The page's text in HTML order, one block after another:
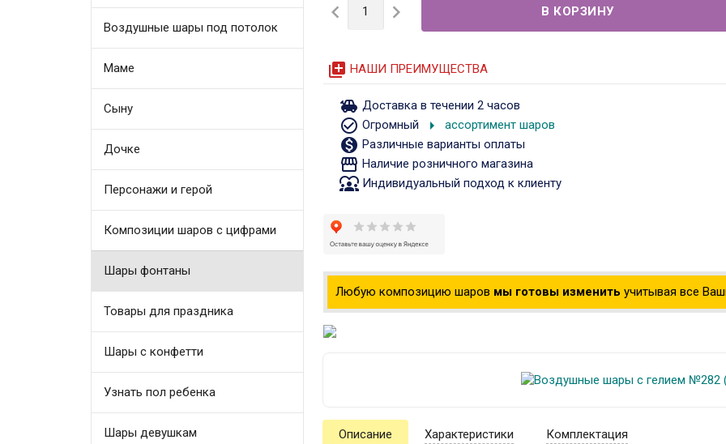
Воздушные шары под потолок
Маме
Сыну
Дочке
Персонажи и герой
Композиции шаров с цифрами
Шары фонтаны
Товары для праздника
Шары с конфетти
Узнать пол ребенка
Шары девушкам
 
queue НАШИ ПРЕИМУЩЕСТВА
toys Доставка в течении 2 часов
check_circle_outline Огромный arrow_right ассортимент шаров
monetization_on Различные варианты оплаты
storefront Наличие розничного магазина
diversity_1Индивидуальный подход к клиенту
Любую композицию шаров мы готовы изменить учитывая все
Описание Характеристики Комплектация